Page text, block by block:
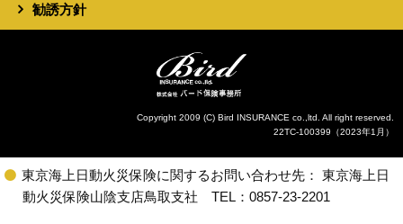
勧誘方針
Copyright 2009 (C) Bird INSURANCE co.,ltd. All right reserved.
22TC-100399（2023年1月）
東京海上日動火災保険に関するお問い合わせ先： 東京海上日
動火災保険山陰支店鳥取支社 TEL：0857-23-2201